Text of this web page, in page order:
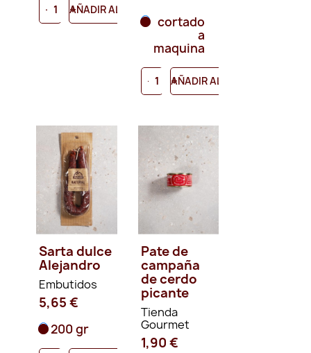
- +
AÑADIR AL CARRITO
cortado
a
maquina
- +
AÑADIR AL CARRITO
Sarta dulce
Alejandro
Embutidos
5,65 €
200 gr
Pate de
campaña
de cerdo
picante
Tienda
Gourmet
1,90 €